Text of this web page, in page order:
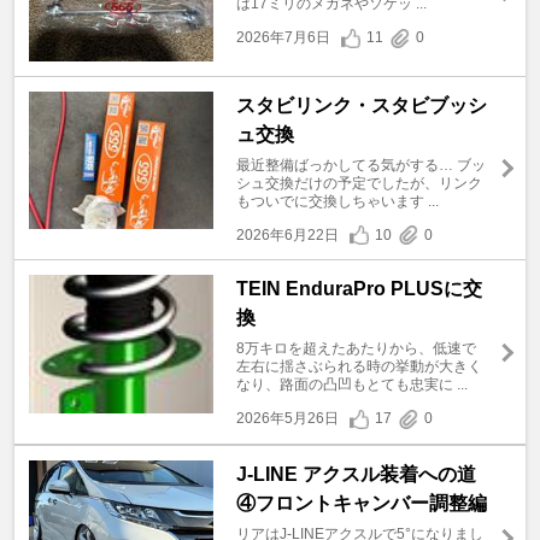
は17ミリのメガネやソケッ ...
2026年7月6日
11 0
スタビリンク・スタビブッシ
ュ交換
最近整備ばっかしてる気がする… ブッ
シュ交換だけの予定でしたが、リンク
もついでに交換しちゃいます ...
2026年6月22日
10 0
TEIN EnduraPro PLUSに交
換
8万キロを超えたあたりから、低速で
左右に揺さぶられる時の挙動が大きく
なり、路面の凸凹もとても忠実に ...
2026年5月26日
17 0
J-LINE アクスル装着への道
④フロントキャンバー調整編
リアはJ-LINEアクスルで5°になりまし